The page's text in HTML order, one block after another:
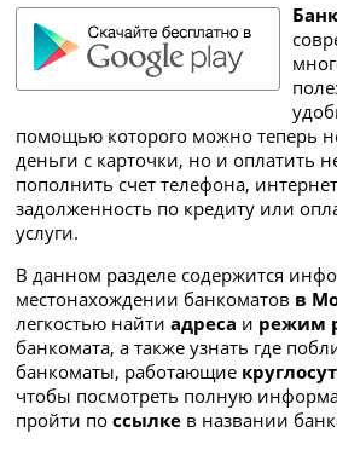
помощью которого можно теперь
деньги с карточки, но и оплатить
пополнить счет телефона,
задолженность по кредиту или
услуги.
В данном разделе содержится
местонахождении банкоматов в
легкостью найтиадреса и режим
банкомата, а также узнать где
банкоматы, работающие
чтобы посмотреть полную
пройти поссылке в названии